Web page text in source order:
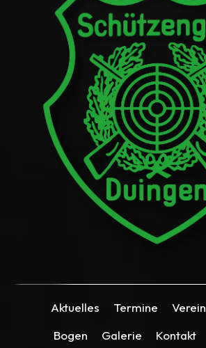
Aktuelles Termine Verein
Bogen
Galerie Kontakt